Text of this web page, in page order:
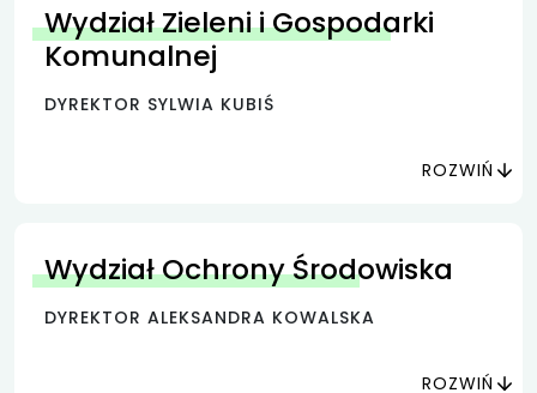
Wydział Zieleni i Gospodarki
Komunalnej
DYREKTOR SYLWIA KUBIŚ
ROZWIŃ
Wydział Ochrony Środowiska
DYREKTOR ALEKSANDRA KOWALSKA
ROZWIŃ